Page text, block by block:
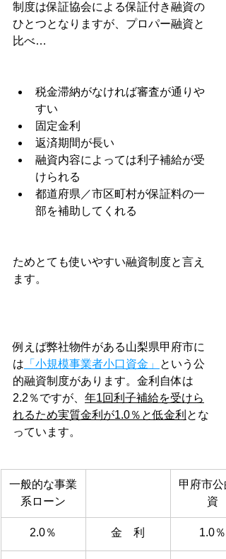
制度は保証協会による保証付き融資の
ひとつとなりますが、プロパー融資と
比べ…
税金滞納がなければ審査が通りや
すい
固定金利
返済期間が長い
融資内容によっては利子補給が受
けられる
都道府県／市区町村が保証料の一
部を補助してくれる
ためとても使いやすい融資制度と言え
ます。
例えば弊社物件がある山梨県甲府市に
は 「小規模事業者小口資金」
という公
的融資制度があります。金利自体は
2.2％ですが、 年1回利子補給を受けら
れるため実質金利が1.0％と低金利 とな
っています。
一般的な事業
系ローン
甲府市公
資
2.0％ 金　利 1.0％